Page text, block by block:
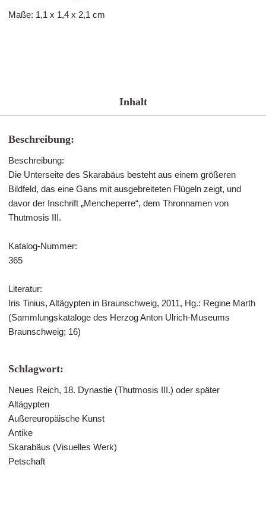
Maße: 1,1 x 1,4 x 2,1 cm
Inhalt
Beschreibung:
Beschreibung:
Die Unterseite des Skarabäus besteht aus einem größeren
Bildfeld, das eine Gans mit ausgebreiteten Flügeln zeigt, und
davor der Inschrift „Mencheperre“, dem Thronnamen von
Thutmosis III.
Katalog-Nummer:
365
Literatur:
Iris Tinius, Altägypten in Braunschweig, 2011, Hg.: Regine Marth
(Sammlungskataloge des Herzog Anton Ulrich-Museums
Braunschweig; 16)
Schlagwort:
Neues Reich, 18. Dynastie (Thutmosis III.) oder später
Altägypten
Außereuropäische Kunst
Antike
Skarabäus (Visuelles Werk)
Petschaft